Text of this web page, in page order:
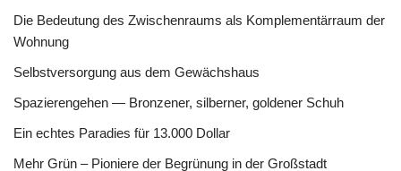
Die Bedeutung des Zwischenraums als Komplementärraum der
Wohnung
Selbstversorgung aus dem Gewächshaus
Spazierengehen — Bronzener, silberner, goldener Schuh
Ein echtes Paradies für 13.000 Dollar
Mehr Grün – Pioniere der Begrünung in der Großstadt